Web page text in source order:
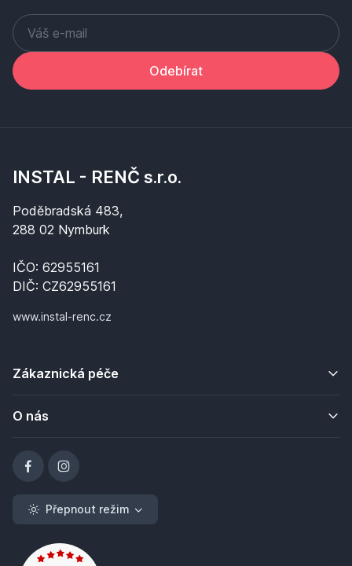
Odebírat
INSTAL - RENČ s.r.o.
Poděbradská 483,
288 02 Nymburk
IČO: 62955161
DIČ: CZ62955161
www.instal-renc.cz
Zákaznická péče
O nás
Přepnout režim